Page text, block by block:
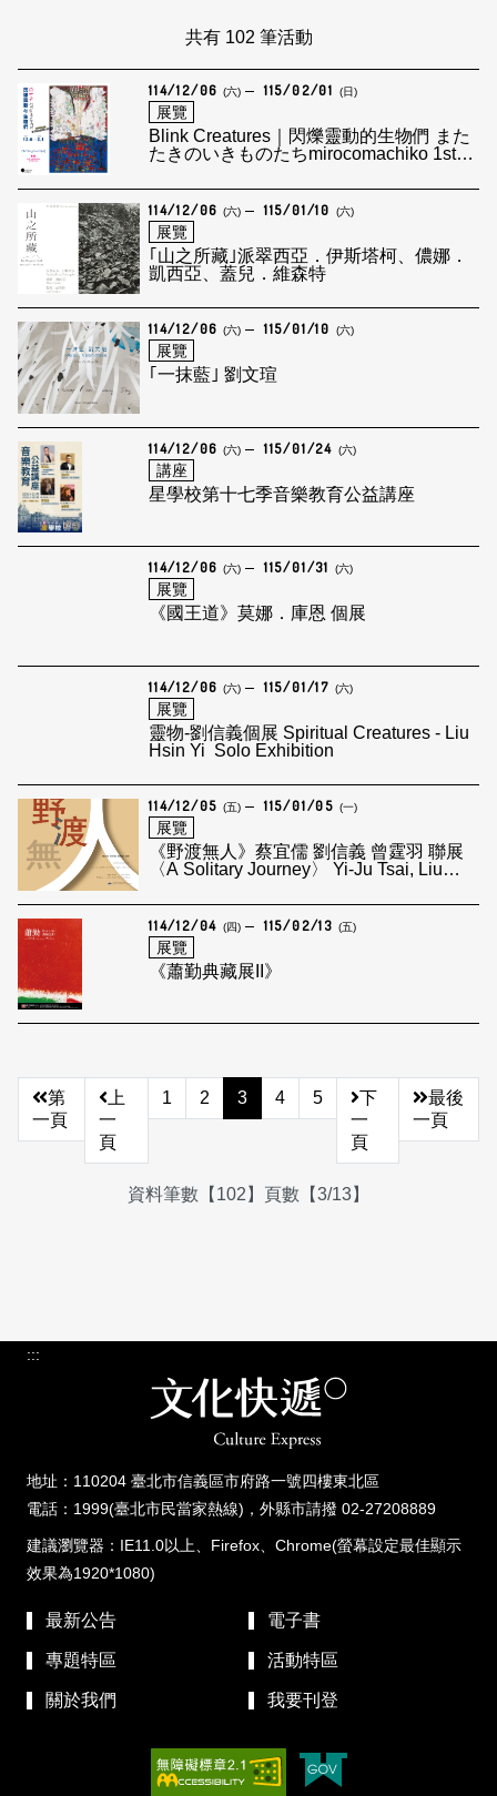
共有 102 筆活動
114/12/06 (六) 115/02/01 (日)
展覽
Blink Creatures｜閃爍靈動的生物們 また
たきのいきものたちmirocomachiko 1st
114/12/06 (六) 115/01/10 (六)
展覽
｢山之所藏｣派翠西亞．伊斯塔柯、儂娜．
凱西亞、蓋兒．維森特
114/12/06 (六) 115/01/10 (六)
展覽
｢一抹藍｣ 劉文瑄
114/12/06 (六) 115/01/24 (六)
講座
星學校第十七季音樂教育公益講座
114/12/06 (六) 115/01/31 (六)
展覽
《國王道》莫娜．庫恩 個展
114/12/06 (六) 115/01/17 (六)
展覽
靈物-劉信義個展 Spiritual Creatures - Liu
Hsin Yi Solo Exhibition
114/12/05 (五) 115/01/05 (一)
展覽
《野渡無人》蔡宜儒 劉信義 曾霆羽 聯展
〈A Solitary Journey〉 Yi-Ju Tsai, Liu
114/12/04 (四) 115/02/13 (五)
展覽
《蕭勤典藏展II》
第
一頁
上
一
頁
1 2 3 4 5
下
一
頁
最後
一頁
資料筆數【102】頁數【3/13】
:::
地址：110204 臺北市信義區市府路一號四樓東北區
電話：1999(臺北市民當家熱線)，外縣市請撥 02-27208889
建議瀏覽器：IE11.0以上、Firefox、Chrome(螢幕設定最佳顯示
效果為1920*1080)
最新公告 電子書
專題特區 活動特區
關於我們 我要刊登